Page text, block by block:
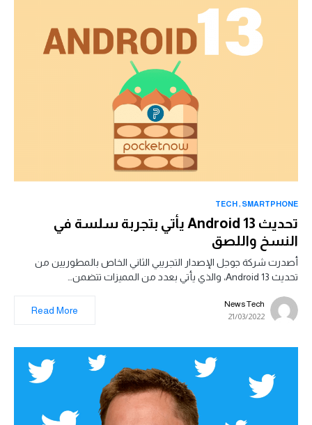
SMARTPHONE
TECH
تحديث Android 13 يأتي بتجربة سلسة في
النسخ واللصق
أصدرت شركة جوجل الإصدار التجريبي الثاني الخاص بالمطوريين من
تحديث Android 13، والذي يأتي بعدد من المميزات تتضمن…
News Tech
21/03/2022
Read More